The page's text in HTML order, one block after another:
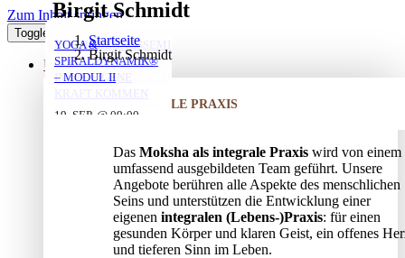
Zum Inhalt springen
Toggle Navigation
ÜBER UNS
INTEGRALE PRAXIS
Das Moksha als integrale Praxis wird von einem
umfassend ausgebildeten Team geführt. Unsere
Angebote berühren alle Aspekte des menschlichen
Seins und unterstützen die Entwicklung einer
eigenen integralen (Lebens-)Praxis: für einen
gesunden Körper und klaren Geist, ein offenes
und tieferen Sinn im Leben.
Birgit Schmidt
Startseite
Birgit Schmidt
YOGA MIT DANIEL
10. AUG. @ 18:00
19:30
YOGA MIT DANIEL
10. AUG. @ 20:00
21:30
YOGA MIT DANIEL
11. AUG. @ 18:00
19:30
VERSTRICKUNGEN
LÖSEN – OFFENES
AUFSTELLUNGSSEMINAR
25. AUG. @ 17:00
AUFSTELLUNGSSEMINAR
– MIT DEM VATER
IN DIE EIGENE
KRAFT KOMMEN
YOGA &
SPIRALDYNAMIK®
– MODUL II
19. SEP. @ 09:00
20. SEP. @ 16:00